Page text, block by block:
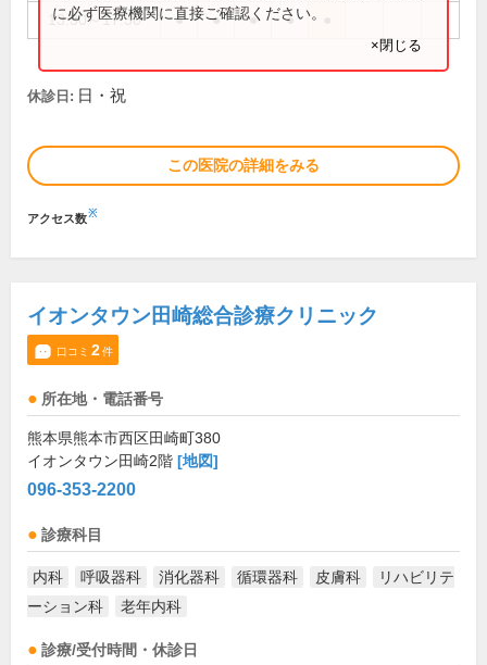
13:30～17:30 ● ● ● ●
に必ず医療機関に直接ご確認ください。
×閉じる
休診日: 日・祝
この医院の詳細をみる
アクセス数※
イオンタウン田崎総合診療クリニック
口コミ 2件
所在地・電話番号
熊本県熊本市西区田崎町380
イオンタウン田崎2階 [地図]
096-353-2200
診療科目
内科 呼吸器科 消化器科 循環器科 皮膚科
リハビリテ
ーション科
老年内科
診療/受付時間・休診日